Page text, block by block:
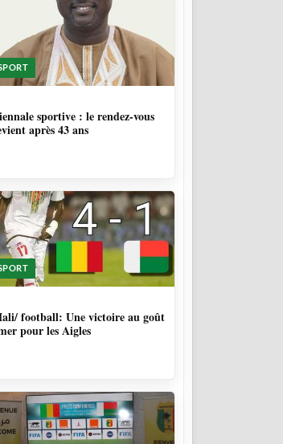
sportive : le rendez-vous
après 43 ans
football: Une victoire au goût
pour les Aigles